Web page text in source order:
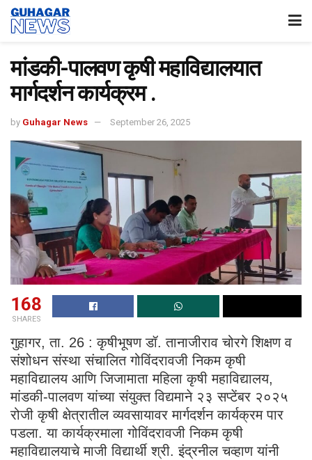
मांडकी-पालवण कृषी महाविद्यालयात
मार्गदर्शन कार्यक्रम .
by Guhagar News September 26, 2025
168
SHARES
गुहागर, ता. 26 : कृषीभूषण डॉ. तानाजीराव चोरगे शिक्षण व
संशोधन संस्था संचालित गोविंदरावजी निकम कृषी
महाविद्यालय आणि जिजामाता महिला कृषी महाविद्यालय,
मांडकी-पालवण यांच्या संयुक्त विद्यमाने २३ सप्टेंबर २०२५
रोजी कृषी क्षेत्रातील व्यवसायावर मार्गदर्शन कार्यक्रम पार
पडला. या कार्यक्रमाला गोविंदरावजी निकम कृषी
महाविद्यालयाचे माजी विद्यार्थी श्री. इंद्रनील चव्हाण यांनी